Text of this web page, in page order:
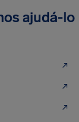
ajudá-lo